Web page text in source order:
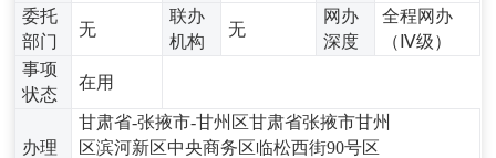
委托
部门
无
联办
机构
无
网办
深度
全程网办
（Ⅳ级）
事项
状态
在用
办理
甘肃省-张掖市-甘州区甘肃省张掖市甘州
区滨河新区中央商务区临松西街90号区